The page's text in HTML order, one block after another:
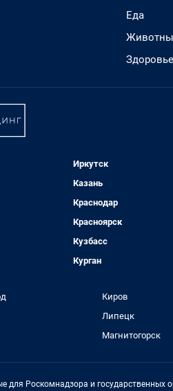
Еда
Здоровье
Иркутск
Казань
Краснодар
Красноярск
Кузбасс
Курган
Киров
Липецк
Магнитогорск
для Роскомнадзора и государственных